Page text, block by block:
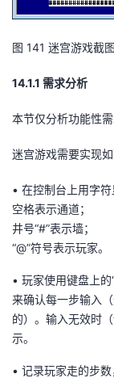
图 141 迷宫游戏截图
14.1.1 需求分析
本节仅分析功能性
迷宫游戏需要实现如
• 在控制台上用字符
空格表示通道；
井号“#”表示墙；
“@”符号表示玩家。
• 玩家使用键盘上的
来确认每一步输入
的）。输入无效时
示。
• 记录玩家走的步数